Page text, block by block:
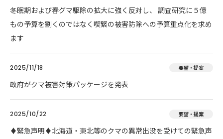
冬眠期および春グマ駆除の拡大に強く反対し、 調査研究に５億
もの予算を割くのではなく喫緊の被害防除への予算重点化を求め
ます
2025/11/18 要望・提案
政府がクマ被害対策パッケージを発表
2025/10/22 要望・提案
♦️緊急声明♦️北海道・東北等のクマの異常出没を受けての緊急声